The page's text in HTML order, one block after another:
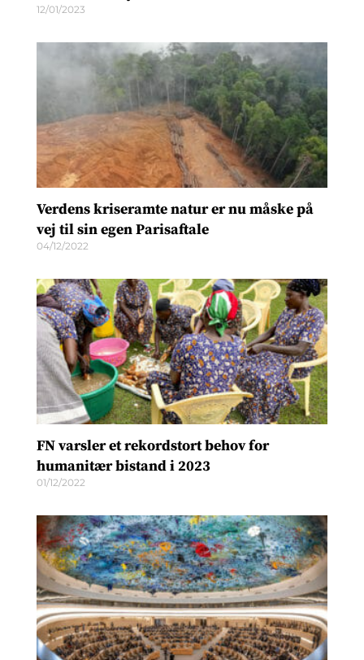
12/01/2023
Verdens kriseramte natur er nu måske på
vej til sin egen Parisaftale
04/12/2022
FN varsler et rekordstort behov for
humanitær bistand i 2023
01/12/2022